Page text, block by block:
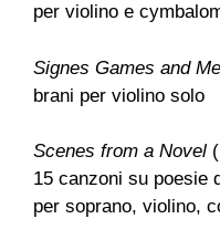
per violino e
Signes Games and
brani per violino solo
Scenes from a Novel
15 canzoni su poesie
per soprano, violino,